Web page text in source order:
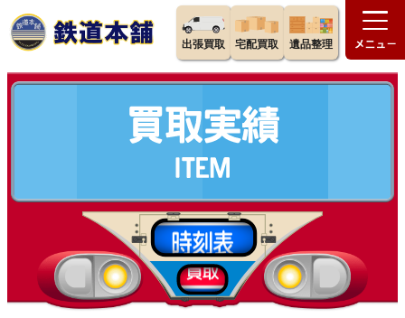
出張買取 宅配買取 遺品整理